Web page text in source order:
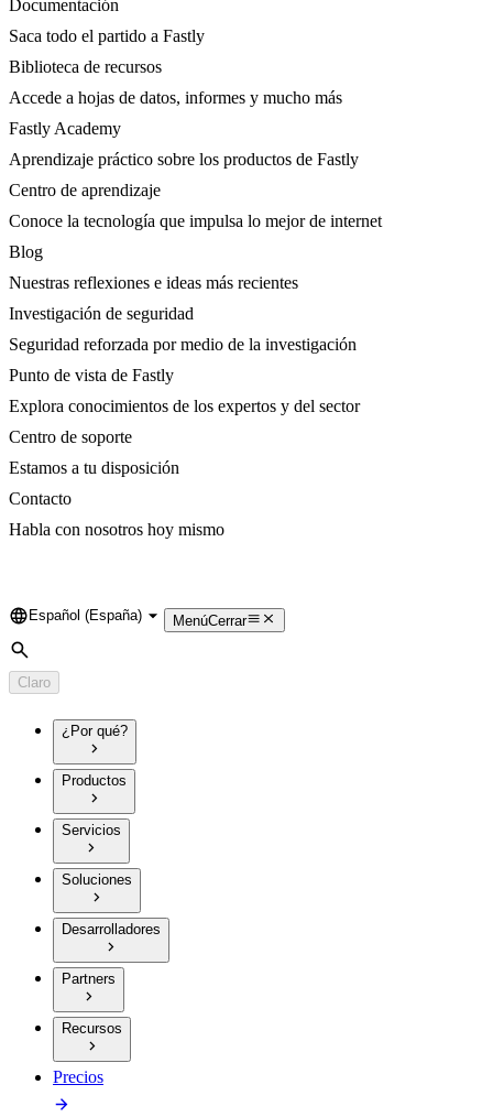
Documentación
Saca todo el partido a Fastly
Biblioteca de recursos
Accede a hojas de datos, informes y mucho más
Fastly Academy
Aprendizaje práctico sobre los productos de Fastly
Centro de aprendizaje
Conoce la tecnología que impulsa lo mejor de internet
Blog
Nuestras reflexiones e ideas más recientes
Investigación de seguridad
Seguridad reforzada por medio de la investigación
Punto de vista de Fastly
Explora conocimientos de los expertos y del sector
Centro de soporte
Estamos a tu disposición
Contacto
Habla con nosotros hoy mismo
Language
Español (España) MenúCerrar
Búsqueda
Claro
¿Por qué?
Productos
Servicios
Soluciones
Desarrolladores
Partners
Recursos
Precios